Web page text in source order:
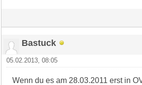
Bastuck
05.02.2013, 08:05
Wenn du es am 28.03.2011 erst in